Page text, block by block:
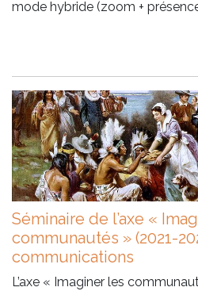
mode hybride (zoom +
Séminaire de l’axe «
communautés » (2021-
communications
L’axe « Imaginer les